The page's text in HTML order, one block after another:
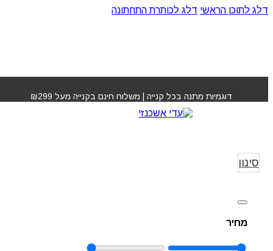
דלג לתוכן הראשי דלג לכותרת התחתונה
דוגמיות מתנה בכל קנייה | משלוח חינם בקנייה מעל ₪299
רפקטוסיל Refecto Cil
סינון
מחיר